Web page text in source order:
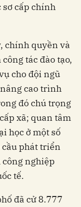
cấp chính
chính quyền và
tác đào tạo,
cho đội ngũ
cao trình
đó chú trọng
xã; quan tâm
học ở một số
phát triển
nghiệp
tế.
đã cử 8.777